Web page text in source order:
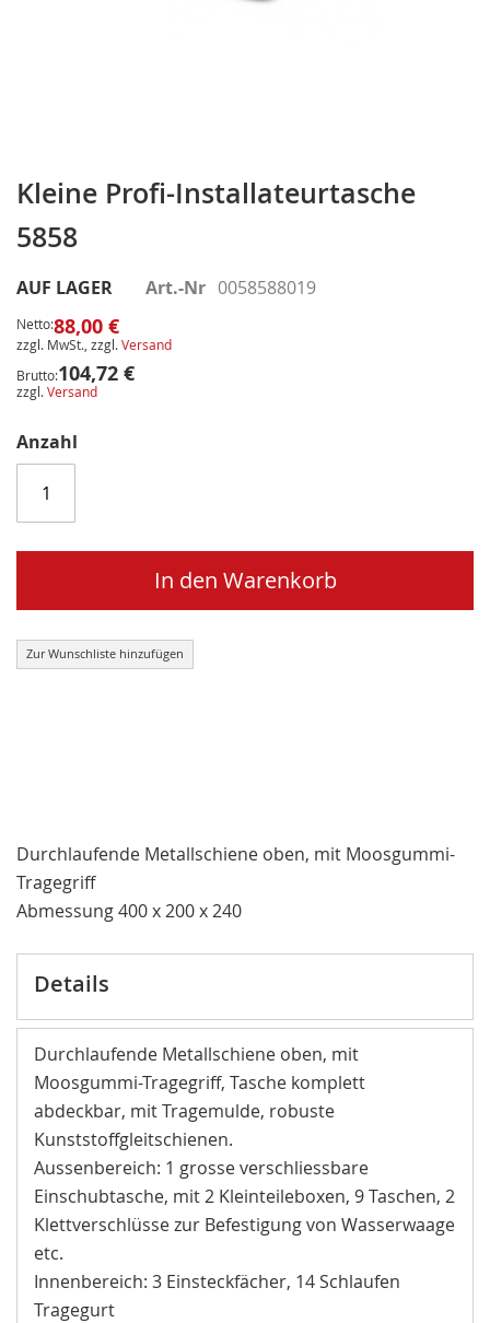
Kleine Profi-Installateurtasche
5858
AUF LAGER Art.-Nr 0058588019
Netto:88,00 €
zzgl. MwSt., zzgl.Versand
Brutto:104,72 €
zzgl.Versand
Anzahl
In den Warenkorb
Zur Wunschliste hinzufügen
Durchlaufende Metallschiene oben, mit Moosgummi-
Tragegriff
Abmessung 400 x 200 x 240
Anfang
der
Bildergalerie
Details
Durchlaufende Metallschiene oben, mit
Moosgummi-Tragegriff, Tasche komplett
abdeckbar, mit Tragemulde, robuste
Kunststoffgleitschienen.
Aussenbereich: 1 grosse verschliessbare
Einschubtasche, mit 2 Kleinteileboxen, 9 Taschen, 2
Klettverschlüsse zur Befestigung von Wasserwaage
etc.
Innenbereich: 3 Einsteckfächer, 14 Schlaufen
Tragegurt